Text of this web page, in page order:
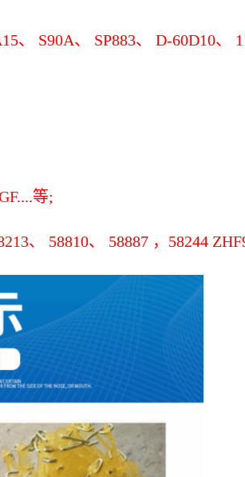
S90A、 SP883、 D-60D10、
等;
、 58810、 58887 ，58244